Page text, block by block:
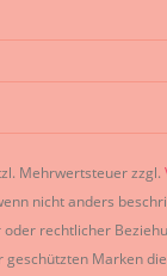
Mehrwertsteuer zzgl.
nicht anders
rechtlicher
geschützten Marken